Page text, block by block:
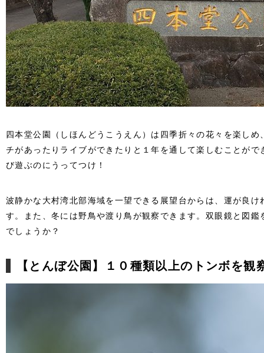
四本堂公園（しほんどうこうえん）は四季折々の花々を楽し
チがあったりライブができたりと１年を通して楽しむことが
び遊ぶのにうってつけ！
波静かな大村湾北部海域を一望できる展望台からは、運が良
す。また、冬には野鳥や渡り鳥が観察できます。双眼鏡と図
でしょうか？
【とんぼ公園】１０種類以上のトンボを観